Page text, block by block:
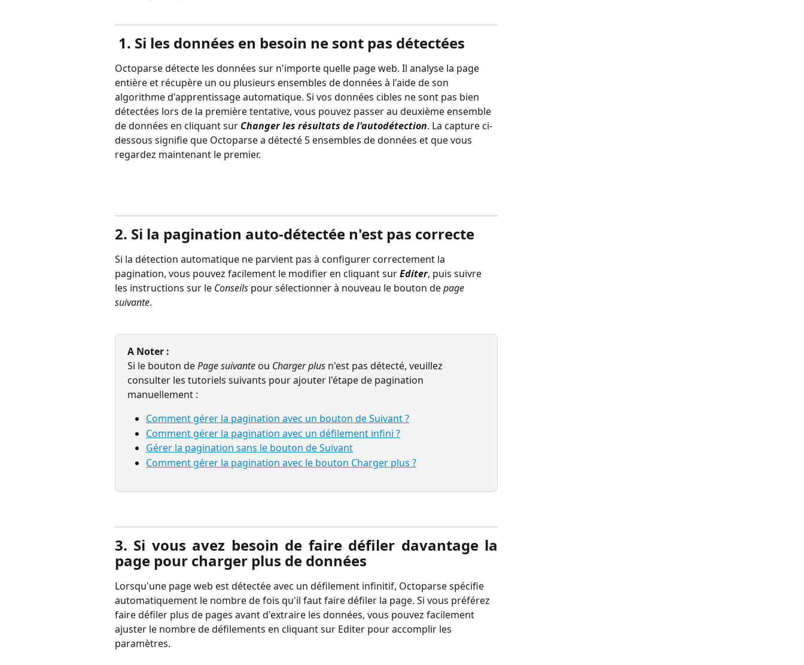
1. Si les données en besoin ne sont pas détectées
Octoparse détecte les données sur n'importe quelle page web. Il analyse la page
entière et récupère un ou plusieurs ensembles de données à l'aide de son
algorithme d'apprentissage automatique. Si vos données cibles ne sont pas bien
détectées lors de la première tentative, vous pouvez passer au deuxième ensemble
de données en cliquant sur Changer les résultats de l'autodétection. La capture ci-
dessous signifie que Octoparse a détecté 5 ensembles de données et que vous
regardez maintenant le premier.
2. Si la pagination auto-détectée n'est pas correcte
Si la détection automatique ne parvient pas à configurer correctement la
pagination, vous pouvez facilement le modifier en cliquant sur Editer, puis suivre
les instructions sur le Conseils pour sélectionner à nouveau le bouton de page
suivante.
A Noter :
Si le bouton de Page suivante ou Charger plus n'est pas détecté, veuillez
consulter les tutoriels suivants pour ajouter l'étape de pagination
manuellement :
Comment gérer la pagination avec un bouton de Suivant ?
Comment gérer la pagination avec un défilement infini ?
Gérer la pagination sans le bouton de Suivant
Comment gérer la pagination avec le bouton Charger plus ?
3. Si vous avez besoin de faire défiler davantage la
page pour charger plus de données
Lorsqu'une page web est détectée avec un défilement infinitif, Octoparse spécifie
automatiquement le nombre de fois qu'il faut faire défiler la page. Si vous préférez
faire défiler plus de pages avant d'extraire les données, vous pouvez facilement
ajuster le nombre de défilements en cliquant sur Editer pour accomplir les
paramètres.